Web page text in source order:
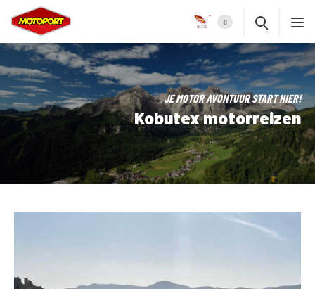
0
JE MOTOR AVONTUUR START HIER!
Kobutex motorreizen